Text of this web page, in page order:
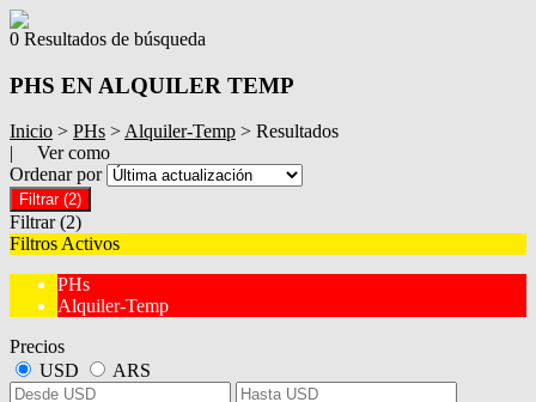
0 Resultados de búsqueda
PHS EN ALQUILER TEMP
Inicio > PHs >Alquiler-Temp > Resultados
| Ver como
Ordenar por
Filtrar (2)
Filtrar (2)
Filtros Activos
PHs
Alquiler-Temp
Precios
USD
ARS